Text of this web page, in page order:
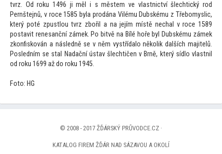
tvrz. Od roku 1496 ji měl i s městem ve vlastnictví šlechtický rod
Pernštejnů, v roce 1585 byla prodána Vilému Dubskému z Třebomyslic,
který poté zpustlou tvrz zbořil a na jejím místě nechal v roce 1589
postavit renesanční zámek. Po bitvě na Bílé hoře byl Dubskému zámek
zkonfiskován a následně se v něm vystřídalo několik dalších majitelů.
Posledním se stal Nadační ústav šlechtičen v Brně, který sídlo vlastnil
od roku 1699 až do roku 1945.
Foto: HG
© 2008 - 2017 ŽĎÁRSKÝ PRŮVODCE.CZ ·
KATALOG FIREM ŽĎÁR NAD SÁZAVOU A OKOLÍ